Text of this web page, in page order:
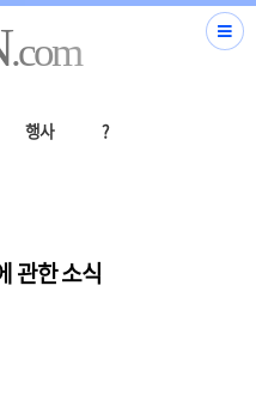
행사 ?
관한 소식